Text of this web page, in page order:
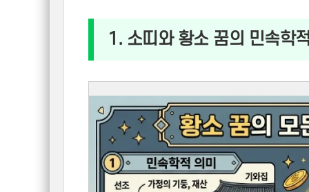
1. 소띠와 황소 꿈의 민속학